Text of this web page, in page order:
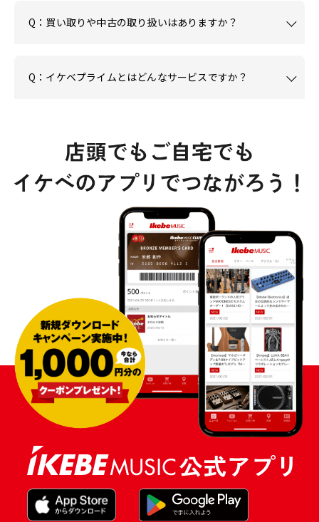
Q：買い取りや中古の取り扱いはありますか？
Q：イケベプライムとはどんなサービスですか？